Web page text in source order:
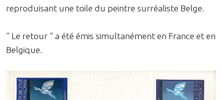
reproduisant une toile du peintre surréaliste Belge.
" Le retour " a été émis simultanément en France et en
Belgique.